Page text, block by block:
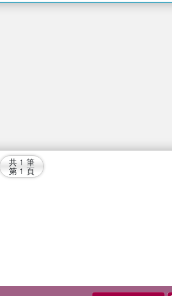
共 1 筆
第 1 頁